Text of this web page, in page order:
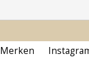
Merken